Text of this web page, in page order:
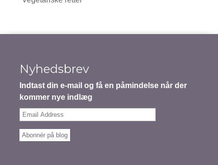
Nyhedsbrev
Indtast din e-mail og få en påmindelse når der
kommer nye indlæg
Email
Abonnér på blog